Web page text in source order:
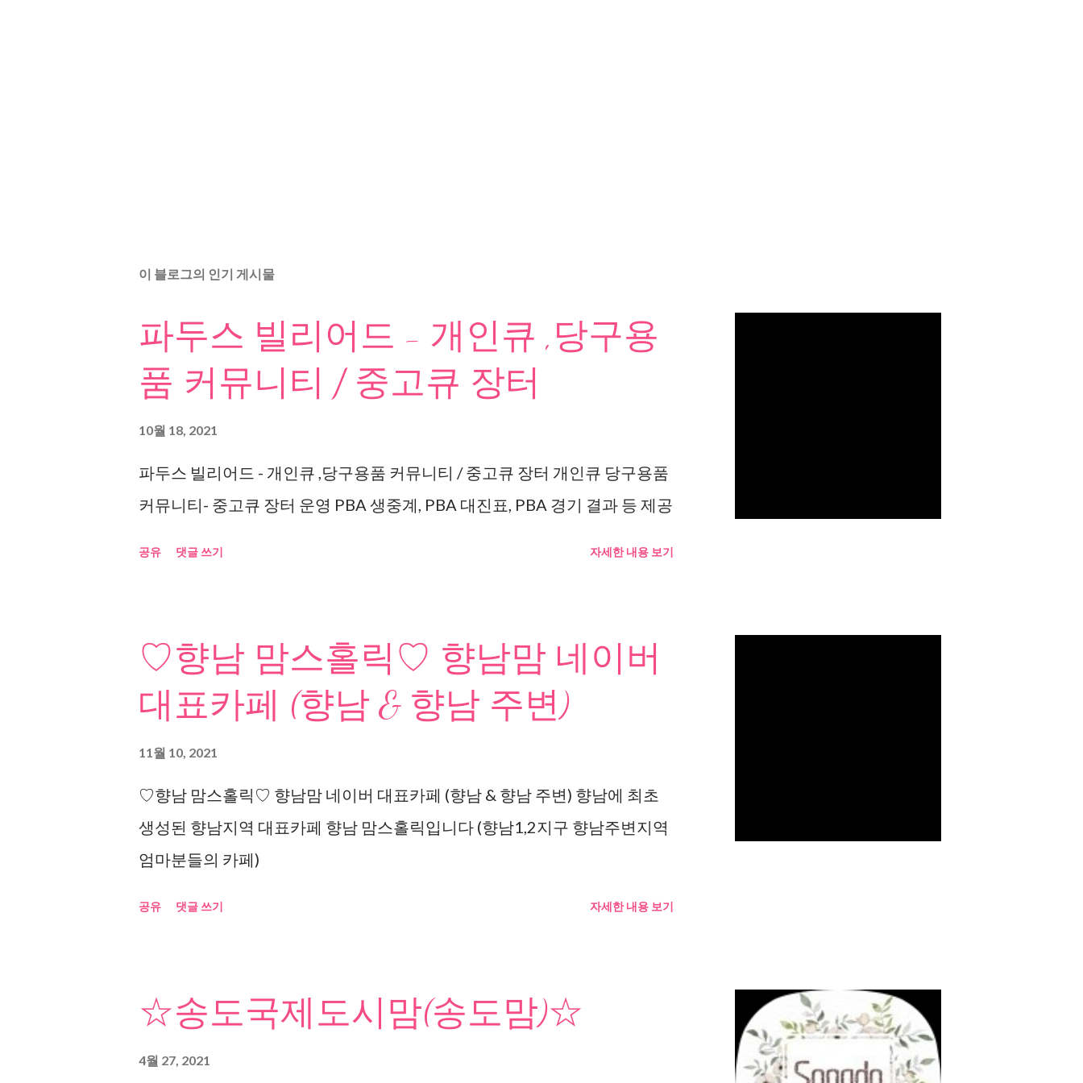
이 블로그의 인기 게시물
파두스 빌리어드 - 개인큐 ,당구용
품 커뮤니티 / 중고큐 장터
10월 18, 2021
파두스 빌리어드 - 개인큐 ,당구용품 커뮤니티 / 중고큐 장터 개인큐 당구용품
커뮤니티- 중고큐 장터 운영 PBA 생중계, PBA 대진표, PBA 경기 결과 등 제공
공유 댓글 쓰기 자세한 내용 보기
♡향남 맘스홀릭♡ 향남맘 네이버
대표카페 (향남 & 향남 주변)
11월 10, 2021
♡향남 맘스홀릭♡ 향남맘 네이버 대표카페 (향남 & 향남 주변) 향남에 최초
생성된 향남지역 대표카페 향남 맘스홀릭입니다 (향남1,2지구 향남주변지역
엄마분들의 카페)
공유 댓글 쓰기 자세한 내용 보기
☆송도국제도시맘(송도맘)☆
4월 27, 2021